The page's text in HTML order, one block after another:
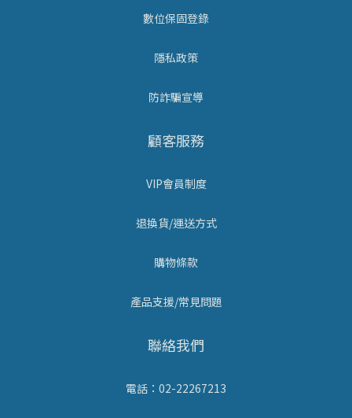
數位保固登錄
隱私政策
防詐騙宣導
顧客服務
VIP會員制度
退換貨/運送方式
購物條款
產品支援/常見問題
聯絡我們
電話：02-22267213